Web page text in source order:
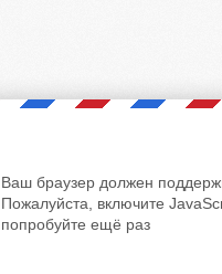
Ваш браузер должен
Пожалуйста, включите
попробуйте ещё раз